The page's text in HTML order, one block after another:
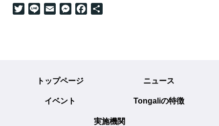
TwitterLine Email Messenger
Facebook
トップページ ニュース
イベント Tongaliの特徴
実施機関